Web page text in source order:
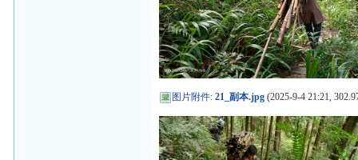
图片附件:21_副本.jpg (2025-9-4 21:21,